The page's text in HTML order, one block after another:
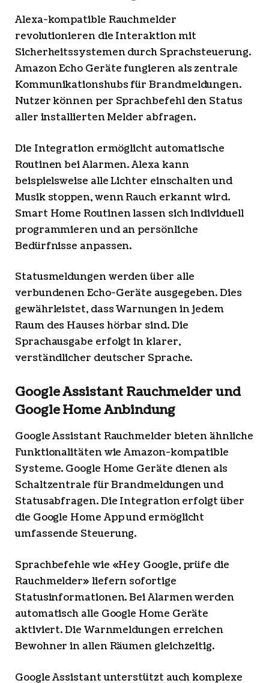
Alexa-kompatible Rauchmelder
revolutionieren die Interaktion mit
Sicherheitssystemen durch Sprachsteuerung.
Amazon Echo Geräte fungieren als zentrale
Kommunikationshubs für Brandmeldungen.
Nutzer können per Sprachbefehl den Status
aller installierten Melder abfragen.
Die Integration ermöglicht automatische
Routinen bei Alarmen. Alexa kann
beispielsweise alle Lichter einschalten und
Musik stoppen, wenn Rauch erkannt wird.
Smart Home Routinen lassen sich individuell
programmieren und an persönliche
Bedürfnisse anpassen.
Statusmeldungen werden über alle
verbundenen Echo-Geräte ausgegeben. Dies
gewährleistet, dass Warnungen in jedem
Raum des Hauses hörbar sind. Die
Sprachausgabe erfolgt in klarer,
verständlicher deutscher Sprache.
Google Assistant Rauchmelder und
Google Home Anbindung
Google Assistant Rauchmelder bieten ähnliche
Funktionalitäten wie Amazon-kompatible
Systeme. Google Home Geräte dienen als
Schaltzentrale für Brandmeldungen und
Statusabfragen. Die Integration erfolgt über
die Google Home App und ermöglicht
umfassende Steuerung.
Sprachbefehle wie «Hey Google, prüfe die
Rauchmelder» liefern sofortige
Statusinformationen. Bei Alarmen werden
automatisch alle Google Home Geräte
aktiviert. Die Warnmeldungen erreichen
Bewohner in allen Räumen gleichzeitig.
Google Assistant unterstützt auch komplexe